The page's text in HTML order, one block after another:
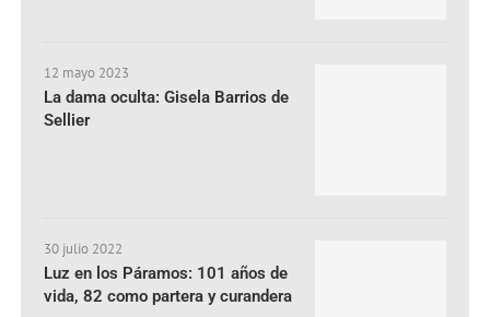
12 mayo 2023
La dama oculta: Gisela Barrios de
Sellier
30 julio 2022
Luz en los Páramos: 101 años de
vida, 82 como partera y curandera